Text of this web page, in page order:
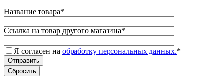
Название товара*
Ссылка на товар другого магазина*
Я согласен на обработку персональных данных.*